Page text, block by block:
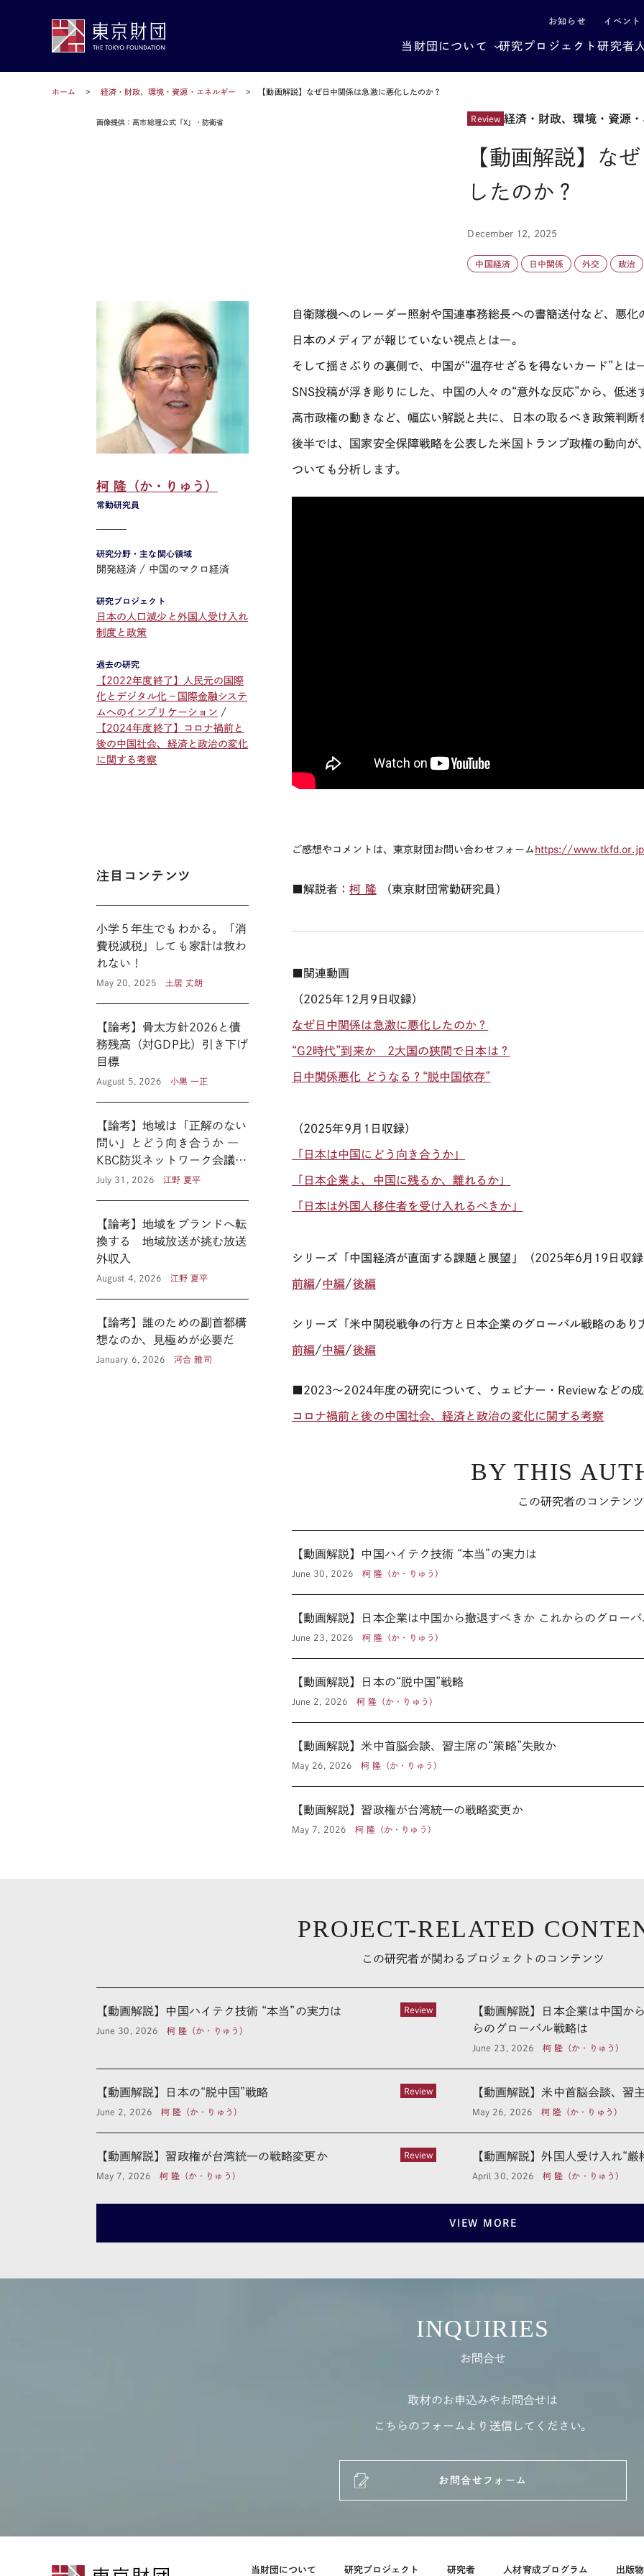
お知らせ イベント
当財団について 研究プロジェクト研究者
ホーム 経済・財政、環境・資源・エネルギー 【動画解説】なぜ日中関係は急激に悪化したのか？
画像提供：高市総理公式「X」・防衛省 Review 経済・財政、環境・資源
【動画解説】な
したのか？
December 12, 2025
中国経済 日中関係 外交 政治
自衛隊機へのレーダー照射や国連事務総長への書簡送付など、悪
日本のメディアが報じていない視点とは―。
そして揺さぶりの裏側で、中国が“温存せざるを得ないカード”とは
SNS投稿が浮き彫りにした、中国の人々の“意外な反応”から、低
高市政権の動きなど、幅広い解説と共に、日本の取るべき政策判断
後半では、国家安全保障戦略を公表した米国トランプ政権の動向が
ついても分析します。
ご感想やコメントは、東京財団お問い合わせフォーム https://
■解説者：柯 隆（東京財団常勤研究員）
■関連動画
（2025年12月9 日収録）
なぜ日中関係は急激に悪化したのか？
“G2時代”到来か 2大国の狭間で日本は？
日中関係悪化 どうなる？“脱中国依存”
（2025年9月 1 日収録）
「日本は中国にどう向き合うか」
「日本企業よ、中国に残るか、離れるか」
「日本は外国人移住者を受け入れるべきか」
シリーズ「中国経済が直面する課題と展望」（2025年6月 19 日収
前編/ 中編/後編
シリーズ「米中関税戦争の行方と日本企業のグローバル戦略のあり
前編/ 中編/後編
■2023～2024年度の研究について、ウェビナー・Reviewなどの
コロナ禍前と後の中国社会、経済と政治の変化に関する考察
常勤研究員
柯 隆（か・りゅう）
研究分野・主な関心領域
開発経済 中国のマクロ経済
研究プロジェクト
日本の人口減少と外国人受け入れ
制度と政策
過去の研究
【2022年度終了】人民元の国際
化とデジタル化－国際金融システ
ムへのインプリケーション
【2024年度終了】コロナ禍前と
後の中国社会、経済と政治の変化
に関する考察
注目コンテンツ
小学５年生でもわかる。「消
費税減税」しても家計は救わ
れない！
May 20, 2025 土居 丈朗
【論考】骨太方針2026と債
務残高（対GDP比）引き下げ
目標
August 5, 2026 小黒 一正
【論考】地域は「正解のない
問い」とどう向き合うか ―
KBC防災ネットワーク会議に
見る新たな公共性 ―
July 31, 2026 江野 夏平
【論考】地域をブランドへ転
換する 地域放送が挑む放送
外収入
August 4, 2026 江野 夏平
【論考】誰のための副首都構
想なのか、見極めが必要だ
January 6, 2026 河合 雅司
BY THIS
この研究者のコンテンツ
【動画解説】中国ハイテク技術 “本当”の実力は
June 30, 2026 柯 隆（か・りゅう）
【動画解説】日本企業は中国から撤退すべきか これからのグロー
June 23, 2026 柯 隆（か・りゅう）
【動画解説】日本の“脱中国”戦略
June 2, 2026 柯 隆（か・りゅう）
【動画解説】米中首脳会談、習主席の“策略”失敗か
May 26, 2026 柯 隆（か・りゅう）
【動画解説】習政権が台湾統一の戦略変更か
May 7, 2026 柯 隆（か・りゅう）
PROJECT-RELATED
この研究者が関わるプロジェクトのコンテンツ
Review
【動画解説】中国ハイテク技術 “本当”の実力は
June 30, 2026 柯 隆（か・りゅう）
【動画解説】日本企業は中国か
らのグローバル戦略は
June 23, 2026 柯 隆（か・りゅう）
Review
【動画解説】日本の“脱中国”戦略
June 2, 2026 柯 隆（か・りゅう）
【動画解説】米中首脳会談、習
May 26, 2026 柯 隆（か・りゅう）
Review
【動画解説】習政権が台湾統一の戦略変更か
May 7, 2026 柯 隆（か・りゅう）
【動画解説】外国人受け入れ“
April 30, 2026 柯 隆（か・りゅう）
VIEW MORE
INQUIRIES
お問合せ
取材のお申込みやお問合せは
こちらのフォームより送信してください。
お問合せフォーム
当財団について 研究プロジェクト 研究者 人材育成プログラム 出版